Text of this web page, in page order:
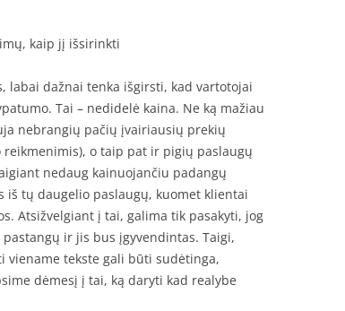
kaip jį išsirinkti
labai dažnai tenka išgirsti, kad vartotojai
Tai – nedidelė kaina. Ne ką mažiau
nebrangių pačių įvairiausių prekių
o taip pat ir pigių paslaugų
nedaug kainuojančiu padangų
iš tų daugelio paslaugų, kuomet klientai
Atsižvelgiant į tai, galima tik pasakyti, jog
ir jis bus įgyvendintas. Taigi,
viename tekste gali būti sudėtinga,
dėmesį į tai, ką daryti kad realybe